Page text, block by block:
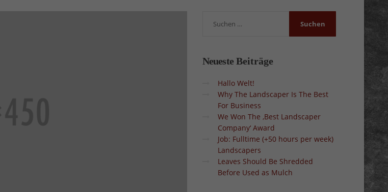
NeuesteBeiträge
Hallo Welt!
Why The Landscaper Is The Best
For Business
We Won The ‚Best Landscaper
Company‘ Award
Job: Fulltime (+50 hours per week)
Landscapers
Leaves Should Be Shredded
Before Used as Mulch